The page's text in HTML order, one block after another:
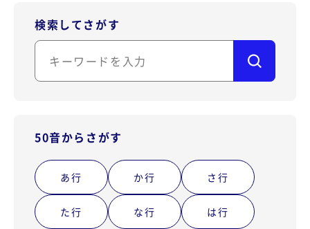
LINEコールPlus
Voice - AI連携
番号ポータビリティ
専用回線
お問い合わせ ご利用中のお客様専用
ログイン
検索してさがす
50音からさがす
あ行 か行 さ行
た行 な行 は行